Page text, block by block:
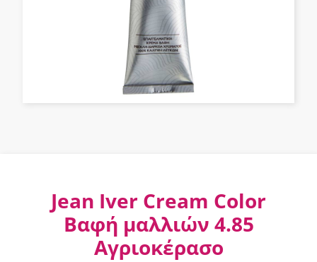
Jean Iver Cream Color
Βαφή μαλλιών 4.85
Αγριοκέρασο